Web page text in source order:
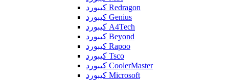
کیبورد Redragon
کیبورد Genius
کیبورد A4Tech
کیبورد Beyond
کیبورد Rapoo
کیبورد Tsco
کیبورد CoolerMaster
کیبورد Microsoft